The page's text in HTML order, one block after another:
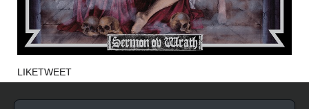
LIKETWEET